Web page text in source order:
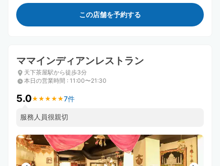
この店舗を予約する
ママインディアンレストラン
天下茶屋駅から徒歩3分
本日の営業時間 : 11:00〜21:30
5.0★ ★ ★ ★ ★
★ ★ ★ ★ ★7件
服務人員很親切